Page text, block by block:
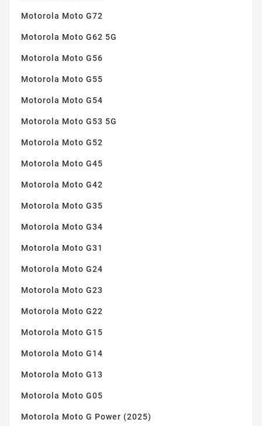
Motorola Moto G72
Motorola Moto G62 5G
Motorola Moto G56
Motorola Moto G55
Motorola Moto G54
Motorola Moto G53 5G
Motorola Moto G52
Motorola Moto G45
Motorola Moto G42
Motorola Moto G35
Motorola Moto G34
Motorola Moto G31
Motorola Moto G24
Motorola Moto G23
Motorola Moto G22
Motorola Moto G15
Motorola Moto G14
Motorola Moto G13
Motorola Moto G05
Motorola Moto G Power (2025)